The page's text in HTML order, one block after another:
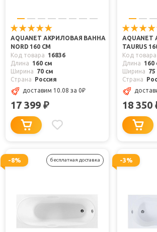
AQUANET АКРИЛОВАЯ ВАННА
NORD 160 СМ
Код товара
16836
Длина
160 см
Ширина
70 см
Страна
Россия
доставим 10.08 за 0₽
17 399 ₽
TAURUS
Код товара
Длина
160
Ширина
75
Страна
18 350
-8% бесплатная доставка -3%